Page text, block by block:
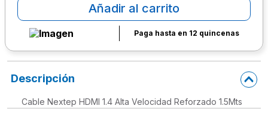
Añadir al carrito
Paga hasta en 12 quincenas
Descripción
Cable Nextep HDMI 1.4 Alta Velocidad Reforzado 1.5Mts